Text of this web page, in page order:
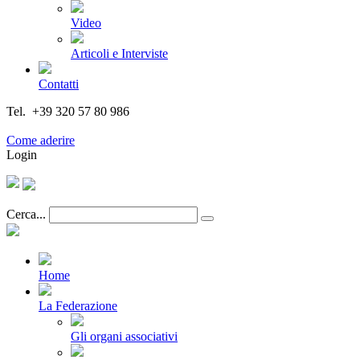
Video
Articoli e Interviste
Contatti
Tel. +39 320 57 80 986
Come aderire
Login
Cerca...
Home
La Federazione
Gli organi associativi